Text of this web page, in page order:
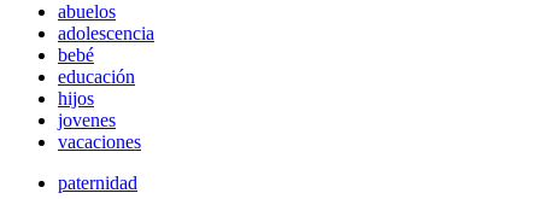
abuelos
adolescencia
bebé
educación
hijos
jovenes
vacaciones
paternidad